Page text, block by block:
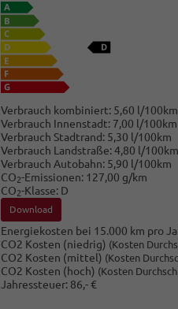
Verbrauch kombiniert: 5,60 l/100km
Verbrauch Innenstadt: 7,00 l/100km
Verbrauch Stadtrand: 5,30 l/100km
Verbrauch Landstraße: 4,80 l/100km
Verbrauch Autobahn: 5,90 l/100km
CO2-Emissionen: 127,00 g/km
CO2-Klasse: D
Download
Energiekosten bei 15.000 km pro
CO2 Kosten (niedrig) (Kosten
CO2 Kosten (mittel) (Kosten
CO2 Kosten (hoch) (Kosten
Jahressteuer: 86,- €